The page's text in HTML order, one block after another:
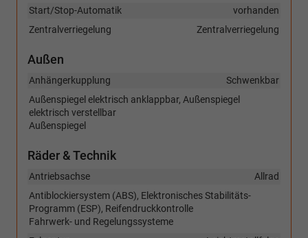
vorhanden
Start/Stop-Automatik
Zentralverriegelung
Zentralverriegelung
Außen
Schwenkbar
Anhängerkupplung
Außenspiegel elektrisch anklappbar, Außenspiegel
elektrisch verstellbar
Außenspiegel
Räder & Technik
Allrad
Antriebsachse
Antiblockiersystem (ABS), Elektronisches Stabilitäts-
Programm (ESP), Reifendruckkontrolle
Fahrwerk- und Regelungssysteme